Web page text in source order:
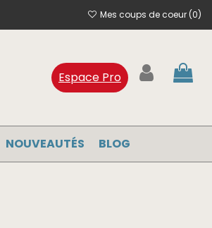
Mes coups de coeur (0)
Espace Pro
NOUVEAUTÉS BLOG